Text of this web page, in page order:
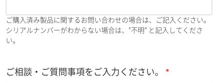
ご購入済み製品に関するお問い合わせの場合は、ご記入ください。
シリアルナンバーがわからない場合は、"不明" と記入してくださ
い。
ご相談・ご質問事項をご入力ください。